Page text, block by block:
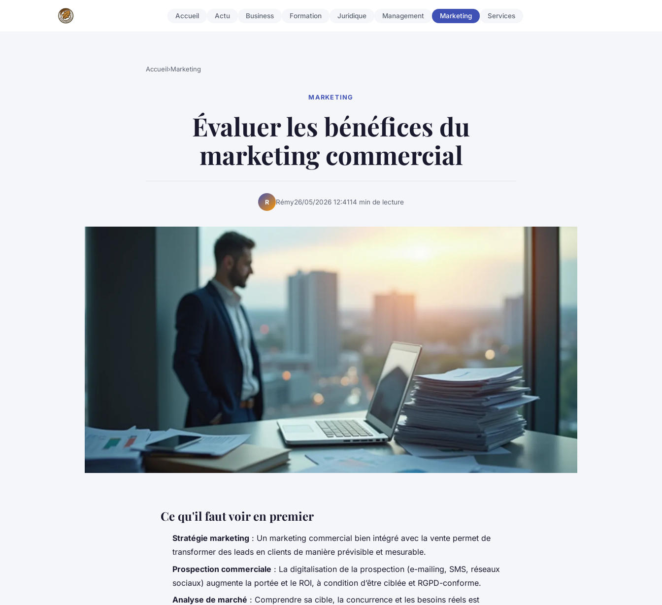
Accueil Actu Business Formation Juridique Management Marketing Services
Accueil›Marketing
MARKETING
Évaluer les bénéfices du
marketing commercial
R Rémy26/05/2026 12:4114 min de lecture
Ce qu'il faut voir en premier
Stratégie marketing : Un marketing commercial bien intégré avec la vente permet de
transformer des leads en clients de manière prévisible et mesurable.
Prospection commerciale : La digitalisation de la prospection (e-mailing, SMS, réseaux
sociaux) augmente la portée et le ROI, à condition d’être ciblée et RGPD-conforme.
Analyse de marché : Comprendre sa cible, la concurrence et les besoins réels est